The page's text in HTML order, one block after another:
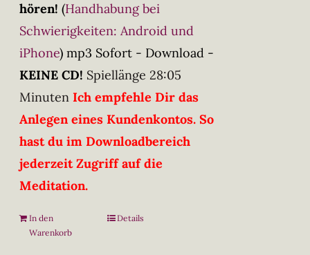
hören! (Handhabung bei
Schwierigkeiten: Android und
iPhone) mp3 Sofort - Download -
KEINE CD! Spiellänge 28:05
Minuten Ich empfehle Dir das
Anlegen eines Kundenkontos. So
hast du im Downloadbereich
jederzeit Zugriff auf die
Meditation.
In den
Warenkorb
Details